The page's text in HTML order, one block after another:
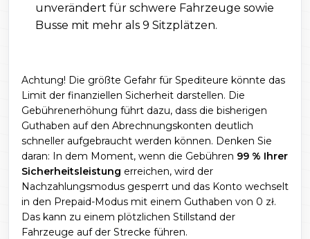
unverändert für schwere Fahrzeuge sowie
Busse mit mehr als 9 Sitzplätzen.
Achtung! Die größte Gefahr für Spediteure könnte das
Limit der finanziellen Sicherheit darstellen. Die
Gebührenerhöhung führt dazu, dass die bisherigen
Guthaben auf den Abrechnungskonten deutlich
schneller aufgebraucht werden können. Denken Sie
daran: In dem Moment, wenn die Gebühren 99 % Ihrer
Sicherheitsleistung erreichen, wird der
Nachzahlungsmodus gesperrt und das Konto wechselt
in den Prepaid-Modus mit einem Guthaben von 0 zł.
Das kann zu einem plötzlichen Stillstand der
Fahrzeuge auf der Strecke führen.